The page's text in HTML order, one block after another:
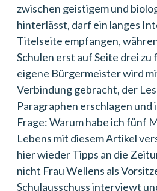
zwischen geistigem und
hinterlässt, darf ein langes
Titelseite empfangen,
Schulen erst auf Seite drei zu
eigene Bürgermeister wird
Verbindung gebracht, der
Paragraphen erschlagen
Frage: Warum habe ich fünf
Lebens mit diesem Artikel
hier wieder Tipps an die
nicht Frau Wellens als
Schulausschuss interviewt